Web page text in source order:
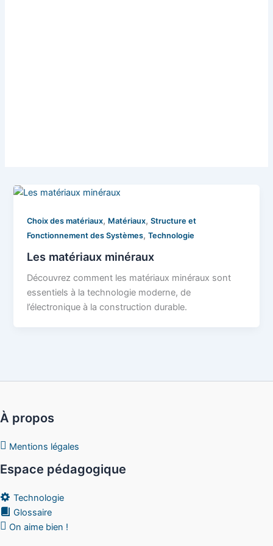
Choix des matériaux, Matériaux,Structure et
Fonctionnement des Systèmes,Technologie
Les matériaux minéraux
Découvrez comment les matériaux minéraux sont
essentiels à la technologie moderne, de
l’électronique à la construction durable.
À propos
Mentions légales
Espace pédagogique
Technologie
Glossaire
On aime bien !